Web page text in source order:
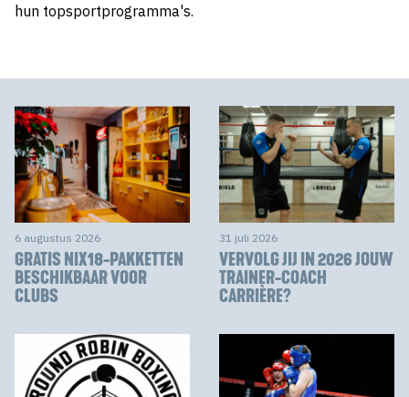
hun topsportprogramma's.
6 augustus 2026
GRATIS NIX18-PAKKETTEN
BESCHIKBAAR VOOR
CLUBS
31 juli 2026
VERVOLG JIJ IN 2026 JOUW
TRAINER-COACH
CARRIÈRE?